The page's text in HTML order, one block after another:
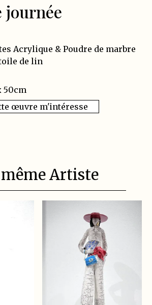
journée
Acrylique & Poudre de marbre
de lin
50cm
œuvre m'intéresse
Artiste